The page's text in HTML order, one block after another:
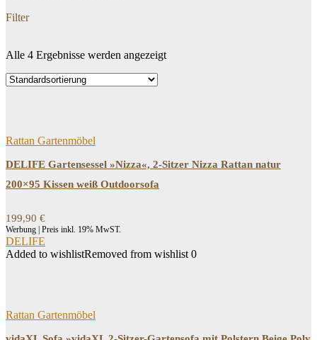
Filter
Dein Budget
Price filter
Alle 4 Ergebnisse werden angezeigt
Rattan Gartenmöbel
DELIFE Gartensessel »Nizza«, 2-Sitzer Nizza Rattan natur
200×95 Kissen weiß Outdoorsofa
199,90 €
Werbung | Preis inkl. 19% MwST.
DELIFE
Added to wishlistRemoved from wishlist 0
Rattan Gartenmöbel